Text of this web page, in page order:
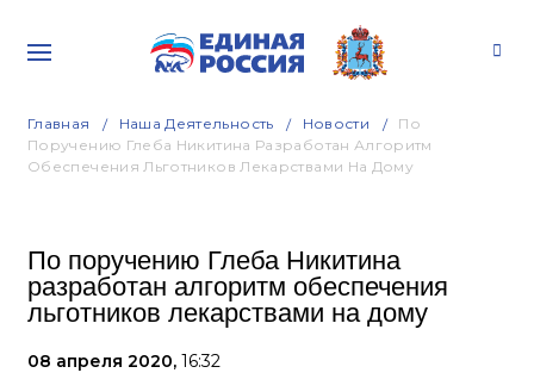
Главная Наша Деятельность Новости
По
Поручению Глеба Никитина Разработан Алгоритм
Обеспечения Льготников Лекарствами На Дому
По поручению Глеба Никитина
разработан алгоритм обеспечения
льготников лекарствами на дому
08 апреля 2020, 16:32